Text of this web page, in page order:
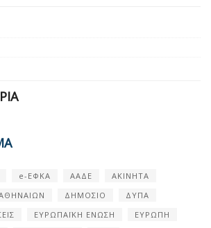
e-ΕΦΚΑ ΑΑΔΕ
ΑΚΙΝΗΤΑ
ΔΗΜΟΣΙΟ
ΔΥΠΑ
ΕΥΡΩΠΑΪΚΗ ΕΝΩΣΗ
ΕΥΡΩΠΗ